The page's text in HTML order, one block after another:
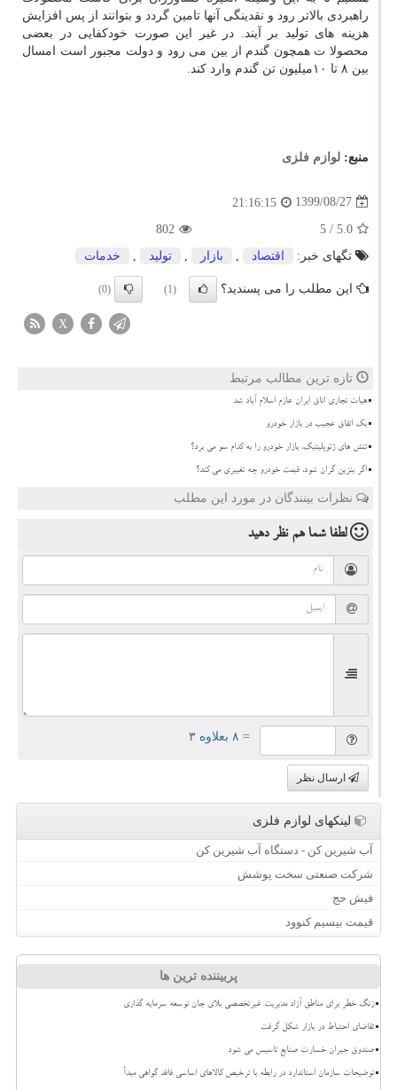
راهبردی بالاتر رود و نقدینگی آنها تامین گردد و بتوانند از پس افزایش
هزینه های تولید بر آیند. در غیر این صورت خودکفایی در بعضی
محصولا ت همچون گندم از بین می رود و دولت مجبور است امسال
بین ۸ تا ۱۰میلیون تن گندم وارد کند.
منبع: لوازم فلزی
1399/08/27
21:16:15
5.0
/ 5
802
تگهای خبر:
اقتصاد , بازار , تولید , خدمات
این مطلب را می پسندید؟ (1)
(0)
X
تازه ترین مطالب مرتبط
هیات تجاری اتاق ایران عازم اسلام آباد شد
بک اتفاق عجیب در بازار خودرو
تنش های ژئوپلیتیک، بازار خودرو را به کدام سو می برد؟
اگر بنزین گران شود، قیمت خودرو چه تغییری می کند؟
نظرات بینندگان در مورد این مطلب
لطفا شما همنظر دهید
= ۸ بعلاوه ۳
ارسال نظر
لینکهای لوازم فلزی
آب شیرین کن - دستگاه آب شیرین کن
شرکت صنعتی سخت پوشش
فیش حج
قیمت بیسیم کنوود
پربیننده ترین ها
زنگ خطر برای مناطق آزاد مدیریت غیرتخصصی بلای جان توسعه سرمایه گذاری
تقاضای احتیاط در بازار شکل گرفت
صندوق جبران خسارت صنایع تاسیس می شود
توضیحات سازمان استاندارد در رابطه با ترخیص کالاهای اساسی فاقد گواهی مبدأ